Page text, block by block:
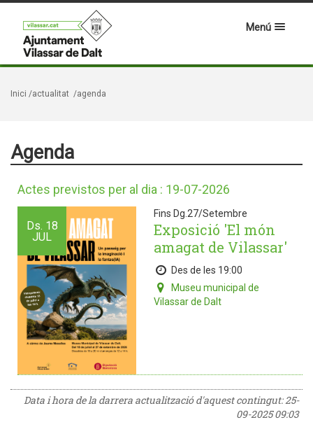
Menú
Inici /actualitat /agenda
Agenda
Actes previstos per al dia : 19-07-2026
Ds. 18
JUL
Fins Dg.27/Setembre
Exposició 'El món
amagat de Vilassar'
Des de les 19:00
Museu municipal de
Vilassar de Dalt
Data i hora de la darrera actualització d'aquest contingut:25-
09-2025 09:03